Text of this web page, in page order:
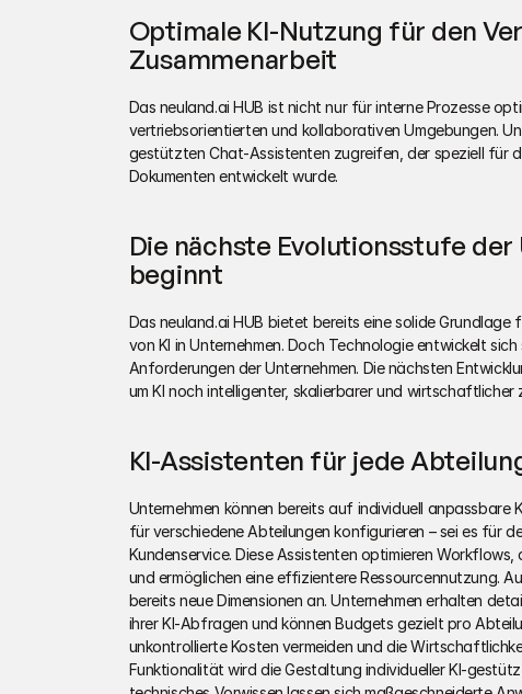
Optimale KI-Nutzung für den
Zusammenarbeit
Das neuland.ai HUB ist nicht nur für interne Prozesse
vertriebsorientierten und kollaborativen Umgebungen.
gestützten Chat-Assistenten zugreifen, der speziell für
Dokumenten entwickelt wurde.
Die nächste Evolutionsstufe
beginnt
Das neuland.ai HUB bietet bereits eine solide
von KI in Unternehmen. Doch Technologie entwickelt
Anforderungen der Unternehmen. Die nächsten
um KI noch intelligenter, skalierbarer und wirtschaftlicher
KI-Assistenten für jede
Unternehmen können bereits auf individuell anpassbare
für verschiedene Abteilungen konfigurieren – sei es für
Kundenservice. Diese Assistenten optimieren
und ermöglichen eine effizientere Ressourcennutzung.
bereits neue Dimensionen an. Unternehmen erhalten
ihrer KI-Abfragen und können Budgets gezielt pro
unkontrollierte Kosten vermeiden und die
Funktionalität wird die Gestaltung individueller KI-